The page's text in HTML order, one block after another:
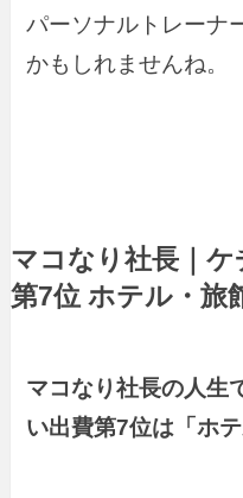
パーソナルトレーナ
かもしれませんね。
マコなり社長｜
第7位 ホテル・旅
マコなり社長の人生
い出費第7位は「ホ